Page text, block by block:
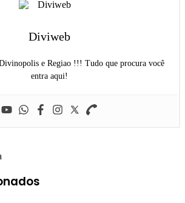
Diviweb
e Regiao !!! Tudo que procura você
entra aqui!